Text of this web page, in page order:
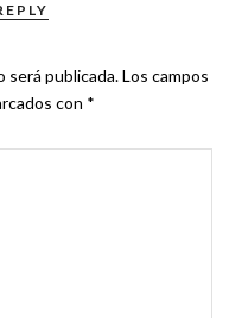
será publicada.Los campos
con *